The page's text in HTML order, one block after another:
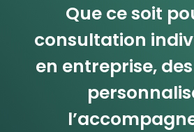
Que ce soit
consultation
en entreprise,